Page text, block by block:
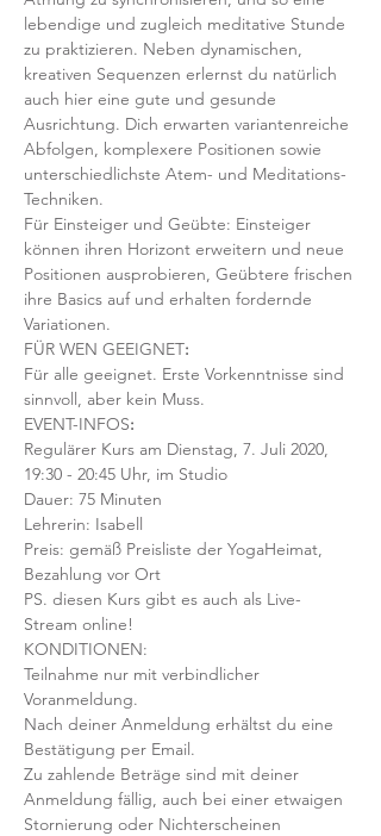
lebendige und zugleich meditative Stunde
zu praktizieren. Neben dynamischen,
kreativen Sequenzen erlernst du natürlich
auch hier eine gute und gesunde
Ausrichtung. Dich erwarten variantenreiche
Abfolgen, komplexere Positionen sowie
unterschiedlichste Atem- und Meditations-
Techniken.
Für Einsteiger und Geübte: Einsteiger
können ihren Horizont erweitern und neue
Positionen ausprobieren, Geübtere frischen
ihre Basics auf und erhalten fordernde
Variationen.
FÜR WEN GEEIGNET:
Für alle geeignet. Erste Vorkenntnisse sind
sinnvoll, aber kein Muss.
EVENT-INFOS:
Regulärer Kurs am Dienstag, 7. Juli 2020,
19:30 - 20:45 Uhr, im Studio
Dauer: 75 Minuten
Lehrerin: Isabell
Preis: gemäß Preisliste der YogaHeimat,
Bezahlung vor Ort
PS. diesen Kurs gibt es auch als Live-
Stream online!
KONDITIONEN:
Teilnahme nur mit verbindlicher
Voranmeldung.
Nach deiner Anmeldung erhältst du eine
Bestätigung per Email.
Zu zahlende Beträge sind mit deiner
Anmeldung fällig, auch bei einer etwaigen
Stornierung oder Nichterscheinen